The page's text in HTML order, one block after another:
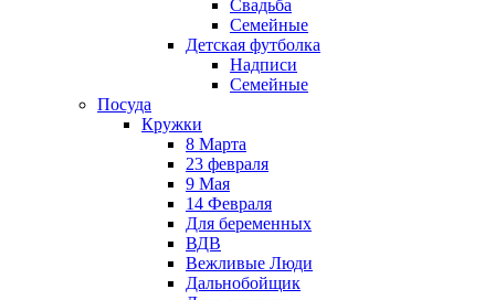
Свадьба
Семейные
Детская футболка
Надписи
Семейные
Посуда
Кружки
8 Марта
23 февраля
9 Мая
14 Февраля
Для беременных
ВДВ
Вежливые Люди
Дальнобойщик